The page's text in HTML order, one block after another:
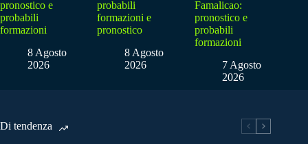
pronostico e
probabili
formazioni
8 Agosto
2026
probabili
formazioni e
pronostico
8 Agosto
2026
Famalicao:
pronostico e
probabili
formazioni
7 Agosto
2026
Di tendenza